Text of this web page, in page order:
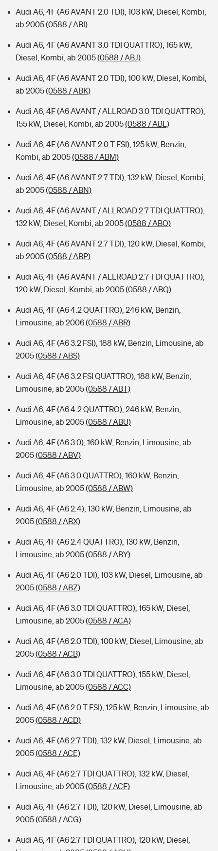
Audi A6, 4F (A6 AVANT 2.0 TDI), 103 kW, Diesel, Kombi,
ab 2005(0588 / ABI)
Audi A6, 4F (A6 AVANT 3.0 TDI QUATTRO), 165 kW,
Diesel, Kombi, ab 2005(0588 / ABJ)
Audi A6, 4F (A6 AVANT 2.0 TDI), 100 kW, Diesel, Kombi,
ab 2005(0588 / ABK)
Audi A6, 4F (A6 AVANT / ALLROAD 3.0 TDI QUATTRO),
155 kW, Diesel, Kombi, ab 2005(0588 / ABL)
Audi A6, 4F (A6 AVANT 2.0 T FSI), 125 kW, Benzin,
Kombi, ab 2005(0588 / ABM)
Audi A6, 4F (A6 AVANT 2.7 TDI), 132 kW, Diesel, Kombi,
ab 2005(0588 / ABN)
Audi A6, 4F (A6 AVANT / ALLROAD 2.7 TDI QUATTRO),
132 kW, Diesel, Kombi, ab 2005(0588 / ABO)
Audi A6, 4F (A6 AVANT 2.7 TDI), 120 kW, Diesel, Kombi,
ab 2005(0588 / ABP)
Audi A6, 4F (A6 AVANT / ALLROAD 2.7 TDI QUATTRO),
120 kW, Diesel, Kombi, ab 2005(0588 / ABQ)
Audi A6, 4F (A6 4.2 QUATTRO), 246 kW, Benzin,
Limousine, ab 2006(0588 / ABR)
Audi A6, 4F (A6 3.2 FSI), 188 kW, Benzin, Limousine, ab
2005(0588 / ABS)
Audi A6, 4F (A6 3.2 FSI QUATTRO), 188 kW, Benzin,
Limousine, ab 2005(0588 / ABT)
Audi A6, 4F (A6 4.2 QUATTRO), 246 kW, Benzin,
Limousine, ab 2005(0588 / ABU)
Audi A6, 4F (A6 3.0), 160 kW, Benzin, Limousine, ab
2005(0588 / ABV)
Audi A6, 4F (A6 3.0 QUATTRO), 160 kW, Benzin,
Limousine, ab 2005(0588 / ABW)
Audi A6, 4F (A6 2.4), 130 kW, Benzin, Limousine, ab
2005(0588 / ABX)
Audi A6, 4F (A6 2.4 QUATTRO), 130 kW, Benzin,
Limousine, ab 2005(0588 / ABY)
Audi A6, 4F (A6 2.0 TDI), 103 kW, Diesel, Limousine, ab
2005(0588 / ABZ)
Audi A6, 4F (A6 3.0 TDI QUATTRO), 165 kW, Diesel,
Limousine, ab 2005(0588 / ACA)
Audi A6, 4F (A6 2.0 TDI), 100 kW, Diesel, Limousine, ab
2005(0588 / ACB)
Audi A6, 4F (A6 3.0 TDI QUATTRO), 155 kW, Diesel,
Limousine, ab 2005(0588 / ACC)
Audi A6, 4F (A6 2.0 T FSI), 125 kW, Benzin, Limousine, ab
2005(0588 / ACD)
Audi A6, 4F (A6 2.7 TDI), 132 kW, Diesel, Limousine, ab
2005(0588 / ACE)
Audi A6, 4F (A6 2.7 TDI QUATTRO), 132 kW, Diesel,
Limousine, ab 2005(0588 / ACF)
Audi A6, 4F (A6 2.7 TDI), 120 kW, Diesel, Limousine, ab
2005(0588 / ACG)
Audi A6, 4F (A6 2.7 TDI QUATTRO), 120 kW, Diesel,